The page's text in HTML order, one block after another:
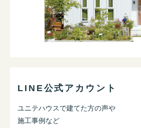
LINE公式アカウント
ユニテハウスで建てた方の声や
施工事例など